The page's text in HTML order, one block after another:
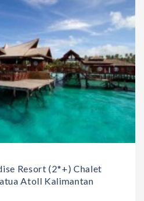
Resort (2*+) Chalet
Atoll Kalimantan